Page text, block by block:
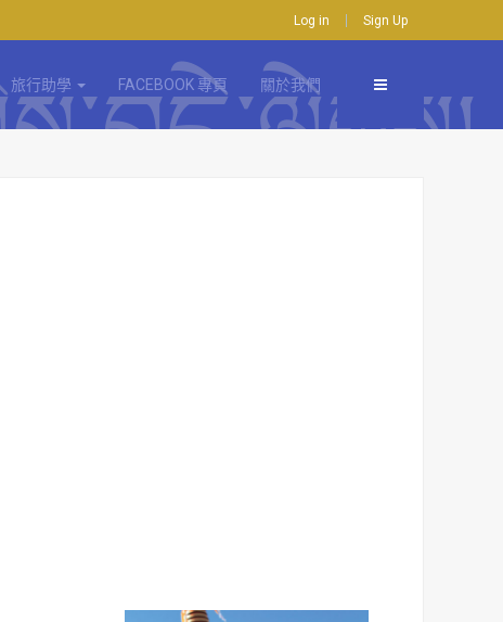
Log in Sign Up
旅行助學 FACEBOOK 專頁 關於我們